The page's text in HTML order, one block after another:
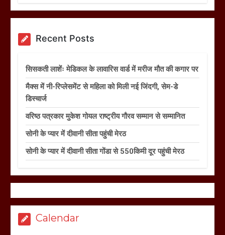
Recent Posts
सिसकती लाशेंः मेडिकल के लावारिस वार्ड में मरीज मौत की कगार पर
मैक्स में नी-रिप्लेसमेंट से महिला को मिली नई जिंदगी, सेम-डे
डिस्चार्ज
वरिष्ठ पत्रकार मुकेश गोयल राष्ट्रीय गौरव सम्मान से सम्मानित
सोनी के प्यार में दीवानी सीता पहुंची मेरठ
सोनी के प्यार में दीवानी सीता गोंडा से 550किमी दूर पहुंची मेरठ
Calendar